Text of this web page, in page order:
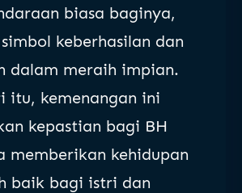
biasa baginya,
keberhasilan dan
dalam meraih impian.
itu, kemenangan ini
kepastian bagi BH
memberikan kehidupan
baik bagi istri dan